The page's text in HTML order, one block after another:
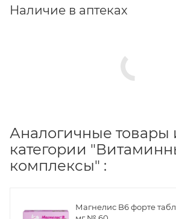
Наличие в аптеках
Аналогичные товары
категории
комплексы" :
Магнелис B6 форте